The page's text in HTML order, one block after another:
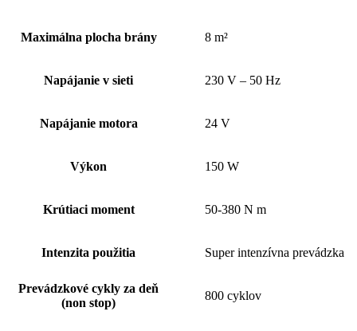
Maximálna plocha brány 8 m²
Napájanie v sieti 230 V – 50 Hz
Napájanie motora 24 V
Výkon 150 W
Krútiaci moment 50-380 N m
Intenzita použitia Super intenzívna prevádzka
Prevádzkové cykly za deň
(non stop)
800 cyklov